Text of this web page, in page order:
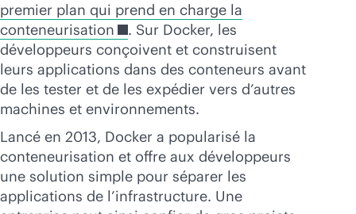
premier plan qui prend en charge la
conteneurisation
. Sur Docker, les
développeurs conçoivent et construisent
leurs applications dans des conteneurs avant
de les tester et de les expédier vers d’autres
machines et environnements.
Lancé en 2013, Docker a popularisé la
conteneurisation et offre aux développeurs
une solution simple pour séparer les
applications de l’infrastructure. Une